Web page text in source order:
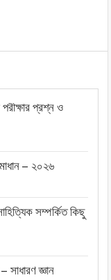
প্রশ্ন ও
– ২০২৬
সম্পর্কিত কিছু
জ্ঞান